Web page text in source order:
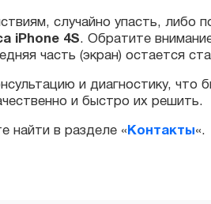
и диагностику, что бы наши
и быстро их решить.
в разделе «